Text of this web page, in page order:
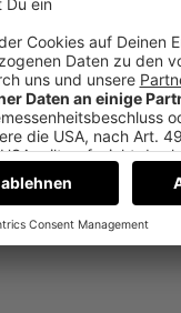
kürzester Zeit
die Polizei eine
schnell und die
einem Sonder-